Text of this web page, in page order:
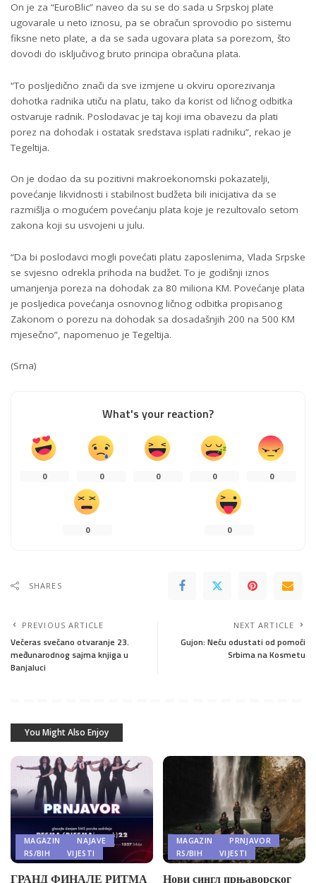
On je za “EuroBlic” naveo da su se do sada u Srpskoj plate
ugovarale u neto iznosu, pa se obračun sprovodio po sistemu
fiksne neto plate, a da se sada ugovara plata sa porezom, što
dovodi do isključivog bruto principa obračuna plata.
“To posljedično znači da sve izmjene u okviru oporezivanja
dohotka radnika utiču na platu, tako da korist od ličnog odbitka
ostvaruje radnik. Poslodavac je taj koji ima obavezu da plati
porez na dohodak i ostatak sredstava isplati radniku”, rekao je
Tegeltija.
On je dodao da su pozitivni makroekonomski pokazatelji,
povećanje likvidnosti i stabilnost budžeta bili inicijativa da se
razmišlja o mogućem povećanju plata koje je rezultovalo setom
zakona koji su usvojeni u julu.
“Da bi poslodavci mogli povećati platu zaposlenima, Vlada Srpske
se svjesno odrekla prihoda na budžet. To je godišnji iznos
umanjenja poreza na dohodak za 80 miliona KM. Povećanje plata
je posljedica povećanja osnovnog ličnog odbitka propisanog
Zakonom o porezu na dohodak sa dosadašnjih 200 na 500 KM
mjesečno”, napomenuo je Tegeltija.
(Srna)
What's your reaction?
0 0 0 0 0
0 0
SHARES
PREVIOUS ARTICLE
Večeras svečano otvaranje 23.
međunarodnog sajma knjiga u
Banjaluci
NEXT ARTICLE
Gujon: Neću odustati od pomoći
Srbima na Kosmetu
You Might Also Enjoy
MAGAZIN
NAJAVE
RS/BIH
VIJESTI
ГРАНД ФИНАЛЕ РИТМА
MAGAZIN
PRNJAVOR
RS/BIH
VIJESTI
Нови сингл прњаворског